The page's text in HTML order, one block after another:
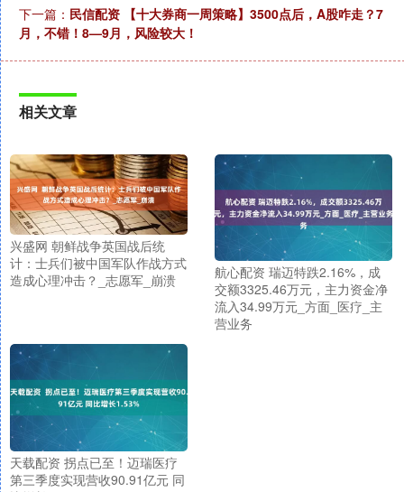
下一篇： 民信配资 【十大券商一周策略】3500点后，A股咋走？7
月，不错！8—9月，风险较大！
相关文章
兴盛网 朝鲜战争英国战后统
计：士兵们被中国军队作战方式
造成心理冲击？_志愿军_崩溃
航心配资 瑞迈特跌2.16%，成
交额3325.46万元，主力资金净
流入34.99万元_方面_医疗_主
营业务
天载配资 拐点已至！迈瑞医疗
第三季度实现营收90.91亿元 同